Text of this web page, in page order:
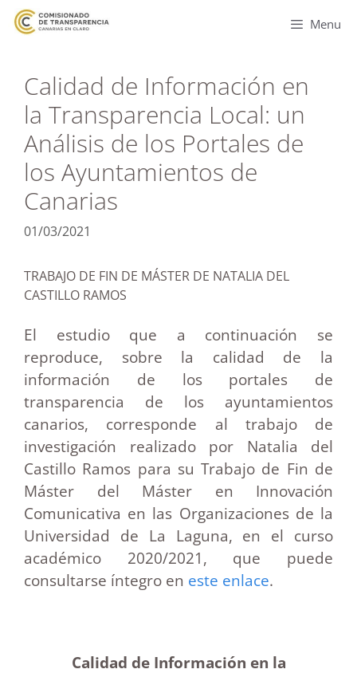
Menu
Calidad de Información en
la Transparencia Local: un
Análisis de los Portales de
los Ayuntamientos de
Canarias
01/03/2021
TRABAJO DE FIN DE MÁSTER DE NATALIA DEL
CASTILLO RAMOS
El estudio que a continuación se
reproduce, sobre la calidad de la
información de los portales de
transparencia de los ayuntamientos
canarios, corresponde al trabajo de
investigación realizado por Natalia del
Castillo Ramos para su Trabajo de Fin de
Máster del Máster en Innovación
Comunicativa en las Organizaciones de la
Universidad de La Laguna, en el curso
académico 2020/2021, que puede
consultarse íntegro en este enlace.
Calidad de Información en la